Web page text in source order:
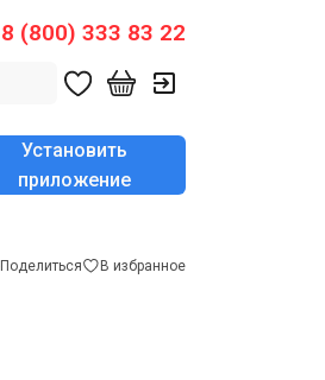
8 (800) 333 83 22
Установить
приложение
Поделиться В избранное